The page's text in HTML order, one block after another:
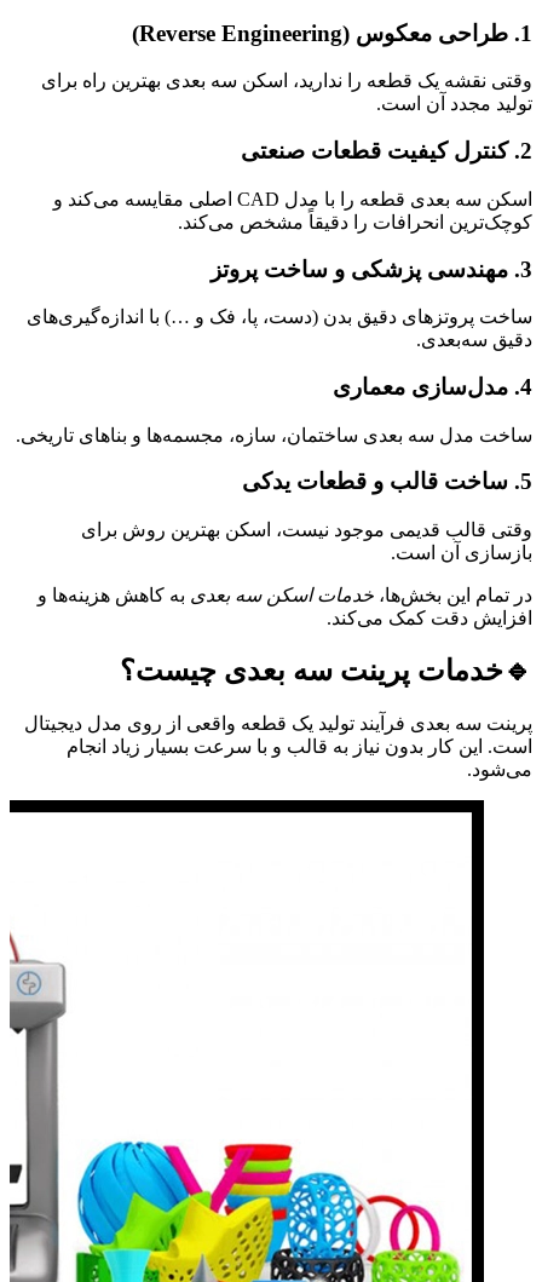
1. طراحی معکوس (Reverse Engineering)
وقتی نقشه یک قطعه را ندارید، اسکن سه‌ بعدی بهترین راه برای
تولید مجدد آن است.
2. کنترل کیفیت قطعات صنعتی
اسکن سه‌ بعدی قطعه را با مدل CAD اصلی مقایسه می‌کند و
کوچک‌ترین انحرافات را دقیقاً مشخص می‌کند.
3. مهندسی پزشکی و ساخت پروتز
ساخت پروتزهای دقیق بدن (دست، پا، فک و …) با اندازه‌گیری‌های
دقیق سه‌بعدی.
4. مدل‌سازی معماری
ساخت مدل سه‌ بعدی ساختمان، سازه، مجسمه‌ها و بناهای تاریخی.
5. ساخت قالب و قطعات یدکی
وقتی قالب قدیمی موجود نیست، اسکن بهترین روش برای
بازسازی آن است.
در تمام این بخش‌ها، خدمات اسکن سه‌ بعدی به کاهش هزینه‌ها و
افزایش دقت کمک می‌کند.
🔹خدمات پرینت سه‌ بعدی چیست؟
پرینت سه‌ بعدی فرآیند تولید یک قطعه واقعی از روی مدل دیجیتال
است. این کار بدون نیاز به قالب و با سرعت بسیار زیاد انجام
می‌شود.